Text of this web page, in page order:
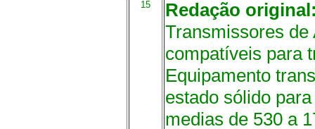
15
Redação
Transmissores
compatíveis para
Equipamento
estado sólido
medias de 530 a